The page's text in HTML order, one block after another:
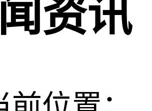
资讯